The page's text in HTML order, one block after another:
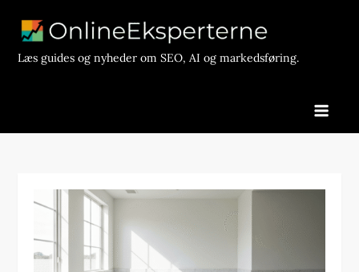
contentLæs guides og nyheder om SEO, AI og markedsføring.